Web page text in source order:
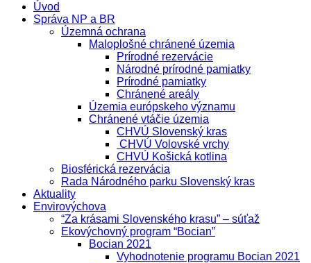
Úvod
Správa NP a BR
Územná ochrana
Maloplošné chránené územia
Prírodné rezervácie
Národné prírodné pamiatky
Prírodné pamiatky
Chránené areály
Územia európskeho významu
Chránené vtáčie územia
CHVÚ Slovenský kras
CHVÚ Volovské vrchy
CHVÚ Košická kotlina
Biosférická rezervácia
Rada Národného parku Slovenský kras
Aktuality
Envirovýchova
“Za krásami Slovenského krasu” – súťaž
Ekovýchovný program “Bocian”
Bocian 2021
Vyhodnotenie programu Bocian 2021